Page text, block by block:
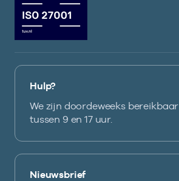
Hulp?
We zijn doordeweeks bereikbaar
tussen 9 en 17 uur.
Nieuwsbrief